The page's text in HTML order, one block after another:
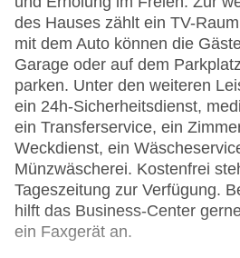
des Hauses zählt ein TV-
mit dem Auto können die
Garage oder auf dem
parken. Unter den weiteren
ein 24h-Sicherheitsdienst,
ein Transferservice, ein
Weckdienst, ein
Münzwäscherei. Kostenfrei
Tageszeitung zur Verfügung.
hilft das Business-Center
ein Faxgerät an.